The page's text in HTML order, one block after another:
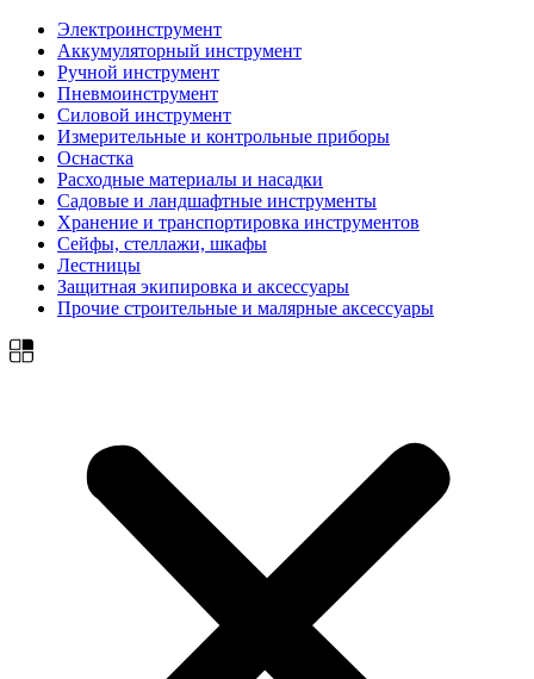
Электроинструмент
Аккумуляторный инструмент
Ручной инструмент
Пневмоинструмент
Силовой инструмент
Измерительные и контрольные приборы
Оснастка
Расходные материалы и насадки
Садовые и ландшафтные инструменты
Хранение и транспортировка инструментов
Сейфы, стеллажи, шкафы
Лестницы
Защитная экипировка и аксессуары
Прочие строительные и малярные аксессуары